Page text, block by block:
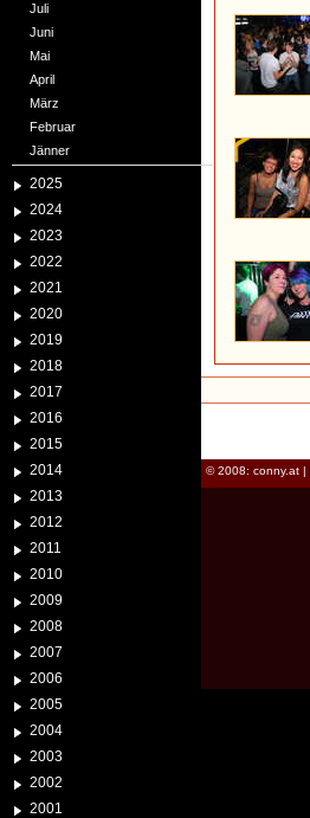
Juli
Juni
Mai
April
März
Februar
Jänner
2025
2024
2023
2022
2021
2020
2019
2018
2017
2016
2015
2014
2013
2012
2011
2010
2009
2008
2007
2006
2005
2004
2003
2002
2001
© 2008: conny.at |